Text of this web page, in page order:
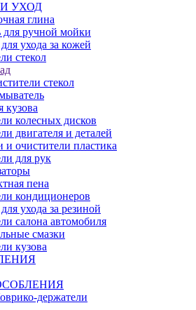
УХОД
глина
ручной мойки
ухода за кожей
стекол
стекол
кузова
колесных дисков
двигателя и деталей
очистители пластика
для рук
пена
кондиционеров
ухода за резиной
салона автомобиля
смазки
кузова
держатели